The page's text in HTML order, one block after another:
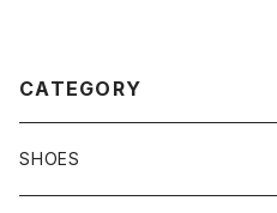
CATEGORY
SHOES